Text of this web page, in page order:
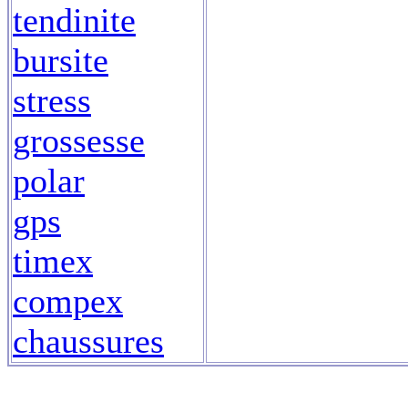
tendinite
bursite
stress
grossesse
polar
gps
timex
compex
chaussures